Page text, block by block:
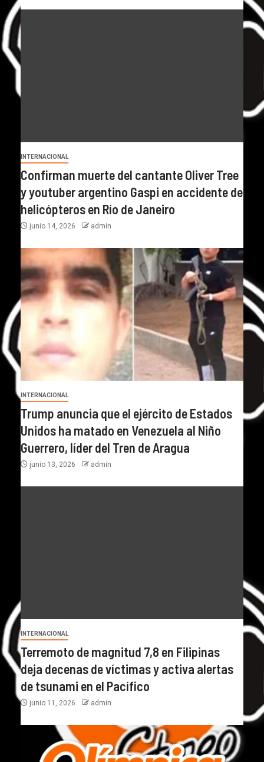
INTERNACIONAL
Confirman muerte del cantante Oliver Tree
y youtuber argentino Gaspi en accidente de
helicópteros en Río de Janeiro
junio 14, 2026 admin
INTERNACIONAL
Trump anuncia que el ejército de Estados
Unidos ha matado en Venezuela al Niño
Guerrero, líder del Tren de Aragua
junio 13, 2026 admin
INTERNACIONAL
Terremoto de magnitud 7,8 en Filipinas
deja decenas de víctimas y activa alertas
de tsunami en el Pacífico
junio 11, 2026 admin